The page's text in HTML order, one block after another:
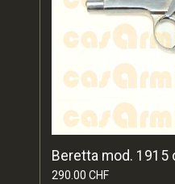
Beretta mod. 1915
290.00 CHF